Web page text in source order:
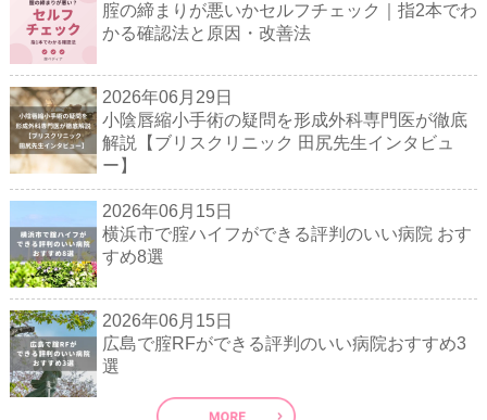
腟の締まりが悪いかセルフチェック｜指2本でわ
かる確認法と原因・改善法
2026年06月29日
小陰唇縮小手術の疑問を形成外科専門医が徹底
解説【ブリスクリニック 田尻先生インタビュ
ー】
2026年06月15日
横浜市で腟ハイフができる評判のいい病院 おす
すめ8選
2026年06月15日
広島で腟RFができる評判のいい病院おすすめ3
選